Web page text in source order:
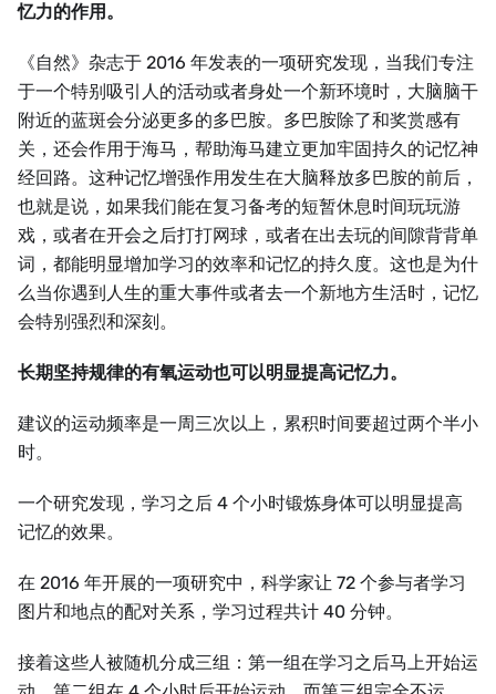
忆力的作用。
《自然》杂志于 2016 年发表的一项研究发现，当我们专注
于一个特别吸引人的活动或者身处一个新环境时，大脑脑干
附近的蓝斑会分泌更多的多巴胺。多巴胺除了和奖赏感有
关，还会作用于海马，帮助海马建立更加牢固持久的记忆神
经回路。这种记忆增强作用发生在大脑释放多巴胺的前后，
也就是说，如果我们能在复习备考的短暂休息时间玩玩游
戏，或者在开会之后打打网球，或者在出去玩的间隙背背单
词，都能明显增加学习的效率和记忆的持久度。这也是为什
么当你遇到人生的重大事件或者去一个新地方生活时，记忆
会特别强烈和深刻。
长期坚持规律的有氧运动也可以明显提高记忆力。
建议的运动频率是一周三次以上，累积时间要超过两个半小
时。
一个研究发现，学习之后 4 个小时锻炼身体可以明显提高
记忆的效果。
在 2016 年开展的一项研究中，科学家让 72 个参与者学习
图片和地点的配对关系，学习过程共计 40 分钟。
接着这些人被随机分成三组：第一组在学习之后马上开始运